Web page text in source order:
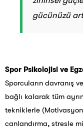
gücünüzü
Spor Psikolojisi ve
Sporcuların davranış
bağlı kalarak tüm
tekniklerle
canlandırma, stresle